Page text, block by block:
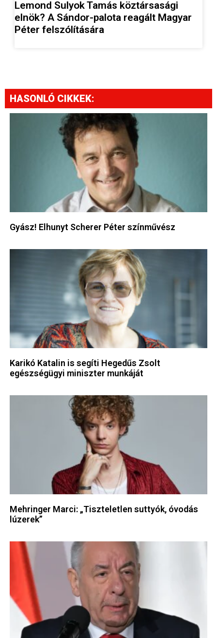
Lemond Sulyok Tamás köztársasági
elnök? A Sándor-palota reagált Magyar
Péter felszólítására
HASONLÓ CIKKEK:
Gyász! Elhunyt Scherer Péter színművész
Karikó Katalin is segíti Hegedűs Zsolt
egészségügyi miniszter munkáját
Mehringer Marci: „Tiszteletlen suttyók, óvodás
lúzerek”